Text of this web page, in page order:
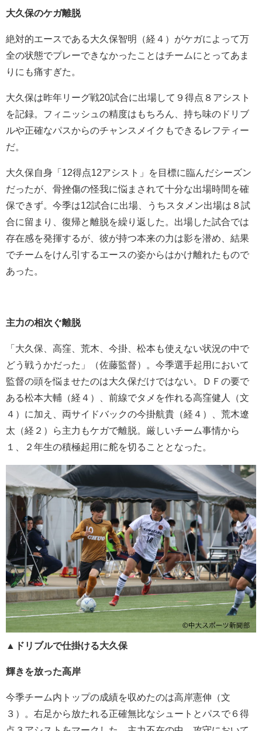
大久保のケガ離脱
絶対的エースである大久保智明（経４）がケガによって万
全の状態でプレーできなかったことはチームにとってあま
りにも痛すぎた。
大久保は昨年リーグ戦20試合に出場して９得点８アシスト
を記録。フィニッシュの精度はもちろん、持ち味のドリブ
ルや正確なパスからのチャンスメイクもできるレフティー
だ。
大久保自身「12得点12アシスト」を目標に臨んだシーズン
だったが、骨挫傷の怪我に悩まされて十分な出場時間を確
保できず。今季は12試合に出場、うちスタメン出場は８試
合に留まり、復帰と離脱を繰り返した。出場した試合では
存在感を発揮するが、彼が持つ本来の力は影を潜め、結果
でチームをけん引するエースの姿からはかけ離れたもので
あった。
主力の相次ぐ離脱
「大久保、高窪、荒木、今掛、松本も使えない状況の中で
どう戦うかだった」（佐藤監督）。今季選手起用において
監督の頭を悩ませたのは大久保だけではない。ＤＦの要で
ある松本大輔（経４）、前線でタメを作れる高窪健人（文
４）に加え、両サイドバックの今掛航貴（経４）、荒木遼
太（経２）ら主力もケガで離脱。厳しいチーム事情から
１、２年生の積極起用に舵を切ることとなった。
▲ ドリブルで仕掛ける大久保
輝きを放った高岸
今季チーム内トップの成績を収めたのは高岸憲伸（文
３）。右足から放たれる正確無比なシュートとパスで６得